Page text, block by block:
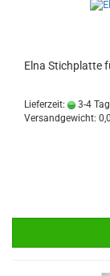
Elna Stichplatte
Lieferzeit: 3-4
Versandgewicht: